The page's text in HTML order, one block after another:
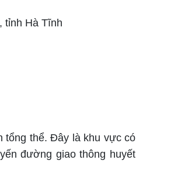
tỉnh Hà Tĩnh
tổng thể. Đây là khu vực có
đường giao thông huyết